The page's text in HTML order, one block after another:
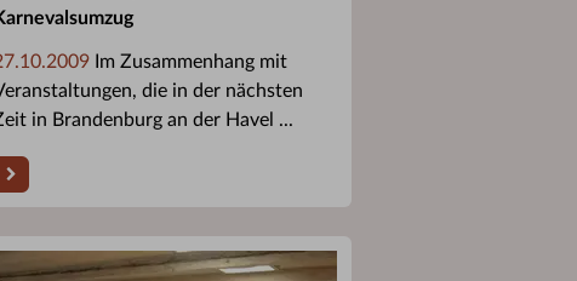
Im Zusammenhang mit
die in der nächsten
in Brandenburg an der Havel ...